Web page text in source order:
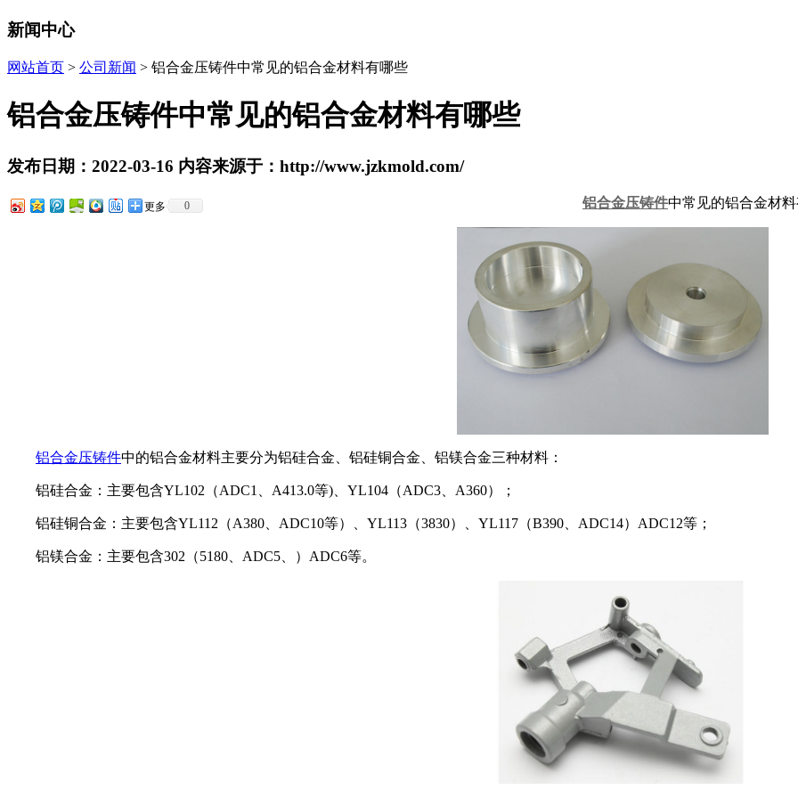
新闻中心
网站首页 > 公司新闻 > 铝合金压铸件中常见的铝合金材料有哪些
铝合金压铸件中常见的铝合金材料有哪些
发布日期：2022-03-16 内容来源于：http://www.jzkmold.com/
更多 0 铝合金压铸件中常见的铝合金材
铝合金压铸件中的铝合金材料主要分为铝硅合金、铝硅铜合金、铝镁合金三种材料：
铝硅合金：主要包含YL102（ADC1、A413.0等)、YL104（ADC3、A360）；
铝硅铜合金：主要包含YL112（A380、ADC10等）、YL113（3830）、YL117（B390、ADC14）ADC12等；
铝镁合金：主要包含302（5180、ADC5、）ADC6等。